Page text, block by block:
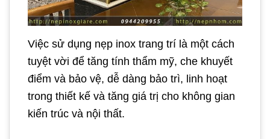
Việc sử dụng nẹp inox trang trí là một cách
tuyệt vời để tăng tính thẩm mỹ, che khuyết
điểm và bảo vệ, dễ dàng bảo trì, linh hoạt
trong thiết kế và tăng giá trị cho không gian
kiến trúc và nội thất.